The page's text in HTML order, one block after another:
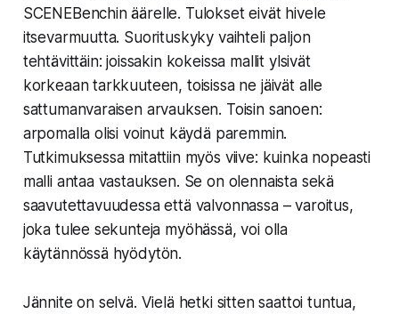
SCENEBenchin äärelle. Tulokset eivät hivele
itsevarmuutta. Suorituskyky vaihteli paljon
tehtävittäin: joissakin kokeissa mallit ylsivät
korkeaan tarkkuuteen, toisissa ne jäivät alle
sattumanvaraisen arvauksen. Toisin sanoen:
arpomalla olisi voinut käydä paremmin.
Tutkimuksessa mitattiin myös viive: kuinka nopeasti
malli antaa vastauksen. Se on olennaista sekä
saavutettavuudessa että valvonnassa – varoitus,
joka tulee sekunteja myöhässä, voi olla
käytännössä hyödytön.
Jännite on selvä. Vielä hetki sitten saattoi tuntua,